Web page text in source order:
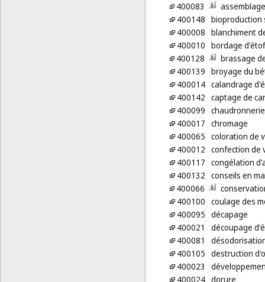
400083
400148 bioproduction
400008 blanchiment
400010 bordage
400128
brassage
400139 broyage du
400014 calandrage
400142 captage de
400099 chaudronnerie
400017 chromage
400065 coloration de
400012 confection de
400117 congélation
400132 conseils en
400066
400100 coulage des
400095 décapage
400021
découpage
400081
400105 destruction
400023
400024 dorure